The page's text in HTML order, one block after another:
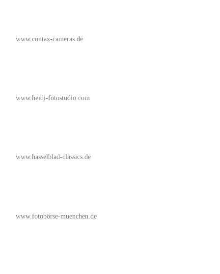
www.contax-cameras.de
www.heidi-fotostudio.com
www.hasselblad-classics.de
www.fotobörse-muenchen.de